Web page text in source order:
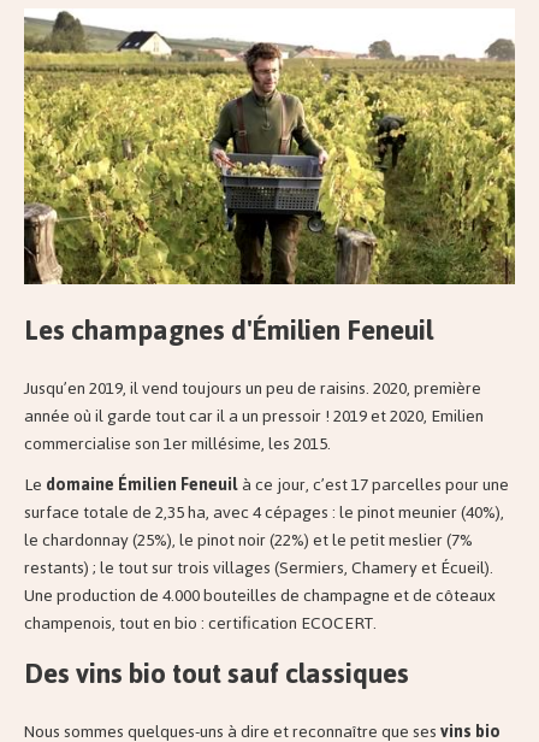
Les champagnes d'Émilien Feneuil
Jusqu’en 2019, il vend toujours un peu de raisins. 2020, première
année où il garde tout car il a un pressoir ! 2019 et 2020, Emilien
commercialise son 1er millésime, les 2015.
Ledomaine Émilien Feneuilà ce jour, c’est 17 parcelles pour une
surface totale de 2,35 ha, avec 4 cépages : le pinot meunier (40%),
le chardonnay (25%), le pinot noir (22%) et le petit meslier (7%
restants) ; le tout sur trois villages (Sermiers, Chamery et Écueil).
Une production de 4.000 bouteilles de champagne et de côteaux
champenois, tout en bio : certification ECOCERT.
Des vins bio tout sauf classiques
Nous sommes quelques-uns à dire et reconnaître que sesvins bio